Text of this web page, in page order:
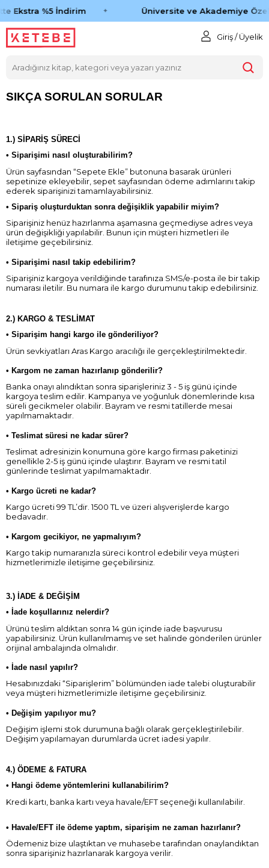
Ekstra %5 İndirim Üniversite ve Akademiye
Giriş / Üyelik
SIKÇA SORULAN SORULAR
1.) SİPARİŞ SÜRECİ
• Siparişimi nasıl oluşturabilirim?
Ürün sayfasından “Sepete Ekle” butonuna basarak ürünleri
sepetinize ekleyebilir, sepet sayfasından ödeme adımlarını takip
ederek siparişinizi tamamlayabilirsiniz.
• Sipariş oluşturduktan sonra değişiklik yapabilir miyim?
Siparişiniz henüz hazırlanma aşamasına geçmediyse adres veya
ürün değişikliği yapılabilir. Bunun için müşteri hizmetleri ile
iletişime geçebilirsiniz.
• Siparişimi nasıl takip edebilirim?
Siparişiniz kargoya verildiğinde tarafınıza SMS/e-posta ile bir takip
numarası iletilir. Bu numara ile kargo durumunu takip edebilirsiniz.
2.) KARGO & TESLİMAT
• Siparişim hangi kargo ile gönderiliyor?
Ürün sevkiyatları Aras Kargo aracılığı ile gerçekleştirilmektedir.
• Kargom ne zaman hazırlanıp gönderilir?
Banka onayı alındıktan sonra siparişleriniz 3 - 5 iş günü içinde
kargoya teslim edilir. Kampanya ve yoğunluk dönemlerinde kısa
süreli gecikmeler olabilir. Bayram ve resmi tatillerde mesai
yapılmamaktadır.
• Teslimat süresi ne kadar sürer?
Teslimat adresinizin konumuna göre kargo firması paketinizi
genellikle 2-5 iş günü içinde ulaştırır. Bayram ve resmi tatil
günlerinde teslimat yapılmamaktadır.
• Kargo ücreti ne kadar?
Kargo ücreti 99 TL’dir. 1500 TL ve üzeri alışverişlerde kargo
bedavadır.
• Kargom gecikiyor, ne yapmalıyım?
Kargo takip numaranızla süreci kontrol edebilir veya müşteri
hizmetlerimizle iletişime geçebilirsiniz.
3.) İADE & DEĞİŞİM
• İade koşullarınız nelerdir?
Ürünü teslim aldıktan sonra 14 gün içinde iade başvurusu
yapabilirsiniz. Ürün kullanılmamış ve set halinde gönderilen ürünler
orijinal ambalajında olmalıdır.
• İade nasıl yapılır?
Hesabınızdaki “Siparişlerim” bölümünden iade talebi oluşturabilir
veya müşteri hizmetlerimizle iletişime geçebilirsiniz.
• Değişim yapılıyor mu?
Değişim işlemi stok durumuna bağlı olarak gerçekleştirilebilir.
Değişim yapılamayan durumlarda ücret iadesi yapılır.
4.) ÖDEME & FATURA
• Hangi ödeme yöntemlerini kullanabilirim?
Kredi kartı, banka kartı veya havale/EFT seçeneği kullanılabilir.
• Havale/EFT ile ödeme yaptım, siparişim ne zaman hazırlanır?
Ödemeniz bize ulaştıktan ve muhasebe tarafından onaylandıktan
sonra siparişiniz hazırlanarak kargoya verilir.